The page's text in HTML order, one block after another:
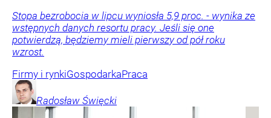
Stopa bezrobocia w lipcu wyniosła 5,9 proc. - wynika ze
wstępnych danych resortu pracy. Jeśli się one
potwierdzą, będziemy mieli pierwszy od pół roku
wzrost.
Firmy i rynkiGospodarkaPraca
Radosław Święcki